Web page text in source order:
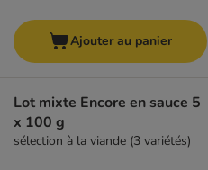
Ajouter au panier
Lot mixte Encore en sauce 5
x 100 g
sélection à la viande (3 variétés)